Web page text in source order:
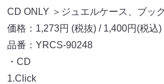
CD ONLY ＞ジュエルケース、ブッ
価格：1,273円 (税抜) / 1,400円(税込)
品番：YRCS-90248
・CD
1.Click